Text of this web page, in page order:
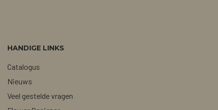
HANDIGE LINKS
Catalogus
Nieuws
Veel gestelde vragen